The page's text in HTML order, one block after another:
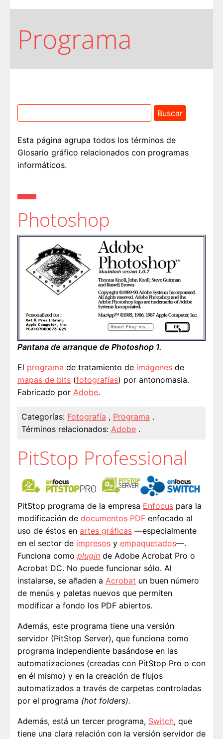
Programa
Esta página agrupa todos los términos de
Glosario gráfico relacionados con programas
informáticos.
Photoshop
Pantana de arranque de Photoshop 1.
El programa de tratamiento de imágenes de
mapas de bits (fotografías) por antonomasia.
Fabricado por Adobe.
Categorías: Fotografía , Programa .
Términos relacionados: Adobe .
PitStop Professional
PitStop programa de la empresa Enfocus para la
modificación de documentos PDF enfocado al
uso de éstos en artes gráficas —especialmente
en el sector de impresos y empaquetados—.
Funciona como plugin de Adobe Acrobat Pro o
Acrobat DC. No puede funcionar sólo. Al
instalarse, se añaden a Acrobat un buen número
de menús y paletas nuevos que permiten
modificar a fondo los PDF abiertos.
Además, este programa tiene una versión
servidor (PitStop Server), que funciona como
programa independiente basándose en las
automatizaciones (creadas con PitStop Pro o con
en él mismo) y en la creación de flujos
automatizados a través de carpetas controladas
por el programa (hot folders).
Además, está un tercer programa, Switch, que
tiene una clara relación con la versión servidor de